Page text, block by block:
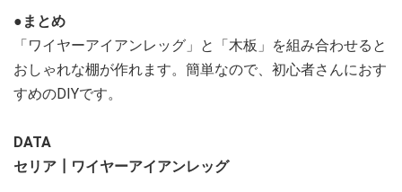
●まとめ
「ワイヤーアイアンレッグ」と「木板」を組み合わせると
おしゃれな棚が作れます。簡単なので、初心者さんにおす
すめのDIYです。
DATA
セリア┃ワイヤーアイアンレッグ